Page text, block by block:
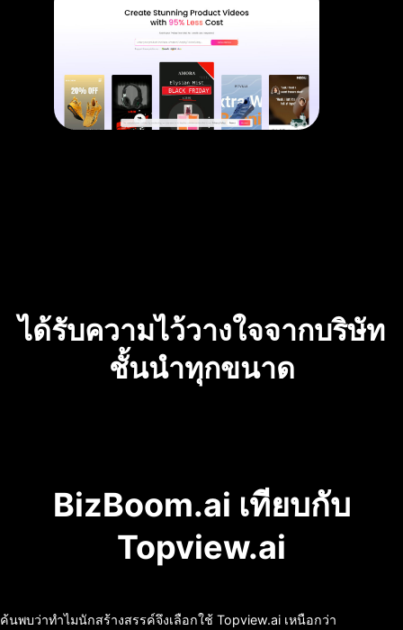
ได้รับความไว้วางใจจากบริษัท
ชั้นนำทุกขนาด
BizBoom.ai เทียบกับ
Topview.ai
ค้นพบว่าทำไมนักสร้างสรรค์จึงเลือกใช้ Topview.ai เหนือกว่า